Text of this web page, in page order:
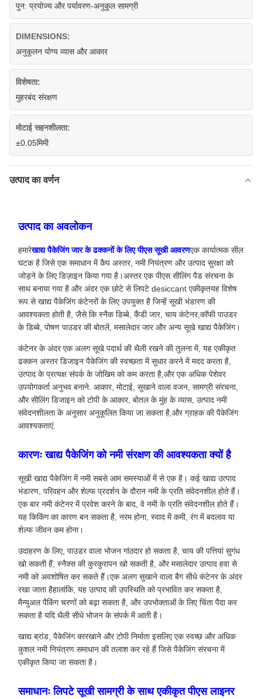
पुन: प्रयोज्य और पर्यावरण-अनुकूल सामग्री
DIMENSIONS:
अनुकूलन योग्य व्यास और आकार
विशेषता:
मुहरबंद संरक्षण
मोटाई सहनशीलता:
±0.05मिमी
उत्पाद का वर्णन
उत्पाद का अवलोकन
हमारेखाद्य पैकेजिंग जार के ढक्कनों के लिए पीएस सूखी आवरणएक कार्यात्मक सील
घटक है जिसे एक समाधान में कैप अस्तर, नमी नियंत्रण और उत्पाद सुरक्षा को
जोड़ने के लिए डिज़ाइन किया गया है।अस्तर एक पीएस सीलिंग पैड संरचना के
साथ बनाया गया है और अंदर एक छोटे से लिपटे desiccant एकीकृतयह विशेष
रूप से खाद्य पैकेजिंग कंटेनरों के लिए उपयुक्त है जिन्हें सूखी भंडारण की
आवश्यकता होती है, जैसे कि स्नैक डिब्बे, कैंडी जार, चाय कंटेनर,कॉफी पाउडर
के डिब्बे, पोषण पाउडर की बोतलें, मसालेदार जार और अन्य सूखे खाद्य पैकेजिंग।
कंटेनर के अंदर एक अलग सूखे पदार्थ की थैली रखने की तुलना में, यह एकीकृत
ढक्कन अस्तर डिजाइन पैकेजिंग की स्वच्छता में सुधार करने में मदद करता है,
उत्पाद के प्रत्यक्ष संपर्क के जोखिम को कम करता है,और एक अधिक पेशेवर
उपयोगकर्ता अनुभव बनाने. आकार, मोटाई, सुखाने वाला वजन, सामग्री संरचना,
और सीलिंग डिजाइन को टोपी के आकार, बोतल के मुंह के व्यास, उत्पाद नमी
संवेदनशीलता के अनुसार अनुकूलित किया जा सकता है,और ग्राहक की पैकेजिंग
आवश्यकताएं.
कारणः खाद्य पैकेजिंग को नमी संरक्षण की आवश्यकता क्यों है
सूखी खाद्य पैकेजिंग में नमी सबसे आम समस्याओं में से एक है। कई खाद्य उत्पाद
भंडारण, परिवहन और शेल्फ प्रदर्शन के दौरान नमी के प्रति संवेदनशील होते हैं।
एक बार नमी कंटेनर में प्रवेश करने के बाद, वे नमी के प्रति संवेदनशील होते हैं।
यह किकिंग का कारण बन सकता है, नरम होना, स्वाद में कमी, रंग में बदलाव या
शेल्फ जीवन कम होना।
उदाहरण के लिए, पाउडर वाला भोजन गांठदार हो सकता है, चाय की पत्तियां सुगंध
खो सकती हैं, स्नैक्स की कुरकुरापन खो सकती है, और मसालेदार उत्पाद हवा से
नमी को अवशोषित कर सकते हैं।एक अलग सुखाने वाला बैग सीधे कंटेनर के अंदर
रखा जाता हैहालांकि, यह उत्पाद की उपस्थिति को प्रभावित कर सकता है,
मैन्युअल पैकिंग चरणों को बढ़ा सकता है, और उपभोक्ताओं के लिए चिंता पैदा कर
सकता है यदि थैली सीधे भोजन के संपर्क में आती है।
खाद्य ब्रांड, पैकेजिंग कारखाने और टोपी निर्माता इसलिए एक स्वच्छ और अधिक
कुशल नमी नियंत्रण समाधान की तलाश कर रहे हैं जिसे पैकेजिंग संरचना में
एकीकृत किया जा सकता है।
समाधानः लिपटे सूखी सामग्री के साथ एकीकृत पीएस लाइनर